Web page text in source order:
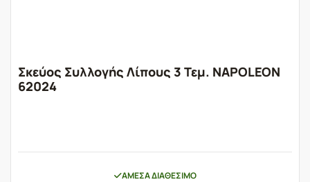
Σκεύος Συλλογής Λίπους 3 Τεμ. NAPOLEON
62024
ΆΜΕΣΑ ΔΙΑΘΈΣΙΜΟ